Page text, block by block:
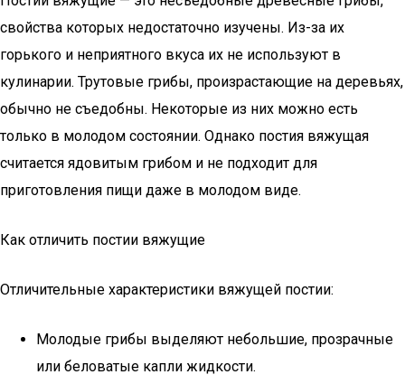
свойства которых недостаточно изучены. Из-за их
горького и неприятного вкуса их не используют в
кулинарии. Трутовые грибы, произрастающие на деревьях,
обычно не съедобны. Некоторые из них можно есть
только в молодом состоянии. Однако постия вяжущая
считается ядовитым грибом и не подходит для
приготовления пищи даже в молодом виде.
Как отличить постии вяжущие
Отличительные характеристики вяжущей постии:
Молодые грибы выделяют небольшие, прозрачные
или беловатые капли жидкости.